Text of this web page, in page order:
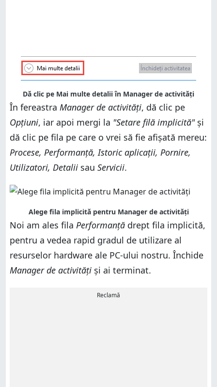
Dă clic pe Mai multe detalii în Manager de activități
În fereastra Manager de activități, dă clic pe
Opțiuni, iar apoi mergi la "Setare filă implicită"și
dă clic pe fila pe care o vrei să fie afișată mereu:
Procese, Performanță, Istoric aplicații, Pornire,
Utilizatori, Detalii sau Servicii.
Alege fila implicită pentru Manager de activități
Noi am ales fila Performanță drept fila implicită,
pentru a vedea rapid gradul de utilizare al
resurselor hardware ale PC-ului nostru. Închide
Manager de activități și ai terminat.
Reclamă